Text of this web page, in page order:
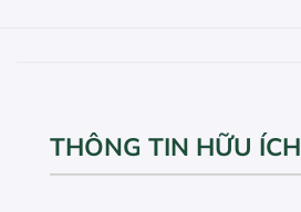
THÔNG TIN HỮU ÍCH